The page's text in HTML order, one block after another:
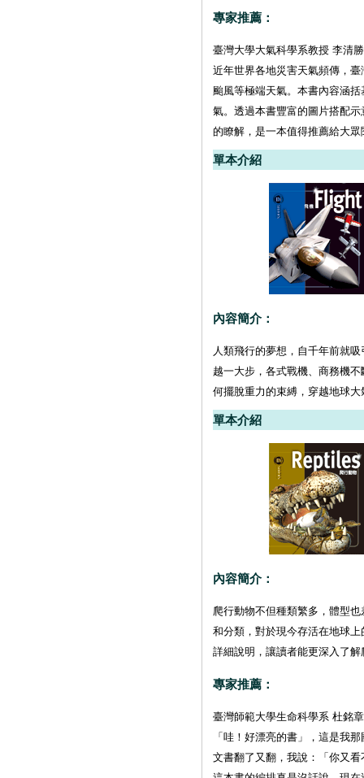
專家推薦：
臺灣大學大氣科學系教授 李清勝
近年世界各地災害天氣頻傳，
颱風等極端天氣。本書內容涵
氣。透過本書豐富的圖片搭配
的瞭解，是一本值得推薦給大
單本介紹
內容簡介：
人類飛行的夢想，自千年前就
越一大步，各式戰機、商務機
何擺脫重力的束縛，穿越地球
單本介紹
內容簡介：
爬行動物不但種類繁多，體型
和分類，對於現今存活在地球
詳細說明，讓讀者能更深入了解
專家推薦：
臺灣師範大學生命科學系 杜銘章
「哇！好漂亮的書」，這是我
文書翻了又翻，我說：「你又